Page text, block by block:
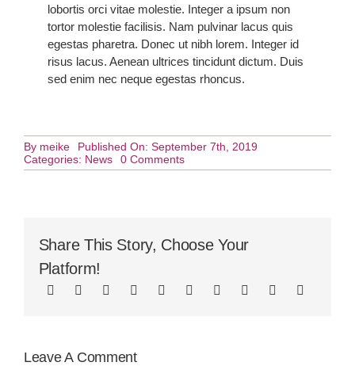
lobortis orci vitae molestie. Integer a ipsum non
tortor molestie facilisis. Nam pulvinar lacus quis
egestas pharetra. Donec ut nibh lorem. Integer id
risus lacus. Aenean ultrices tincidunt dictum. Duis
sed enim nec neque egestas rhoncus.
By meike
Published On: September 7th, 2019
Categories: News 0 Commentson
Sleep
Share This Story, Choose Your
Platform!
Leave A Comment